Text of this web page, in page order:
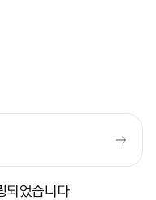
되었습니다